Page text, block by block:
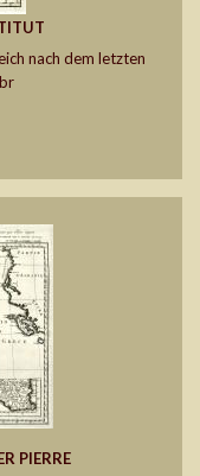
nach dem letzten
PIERRE